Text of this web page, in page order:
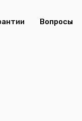
Вопросы